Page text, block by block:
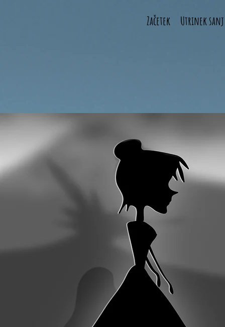
Začetek Utrinek sanj